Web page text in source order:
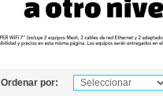
Ordenar por: